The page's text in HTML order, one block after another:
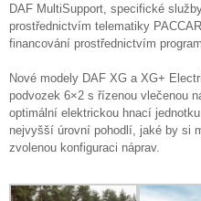
DAF MultiSupport, specifické
prostřednictvím telematiky
financování prostřednictvím
Nové modely DAF XG a XG+
podvozek 6×2 s řízenou vlečenou
optimální elektrickou hnací
nejvyšší úrovní pohodlí, jaké by si
zvolenou konfiguraci náprav.